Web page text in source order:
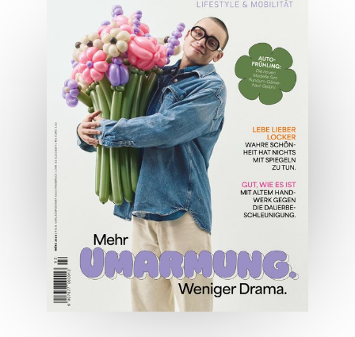
04/2026
Wirtschaftsausgabe April 2026
JETZT BESTELLEN
ONLINE LESEN